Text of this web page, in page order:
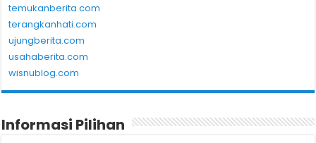
temukanberita.com
terangkanhati.com
ujungberita.com
usahaberita.com
wisnublog.com
Informasi Pilihan